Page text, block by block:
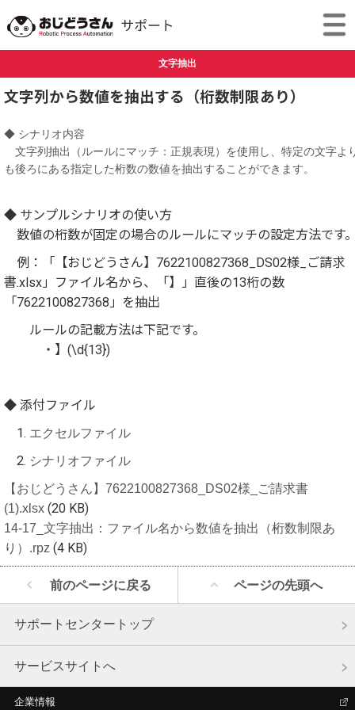
文字抽出
文字列から数値を抽出する（桁数制限あり）
◆ シナリオ内容
文字列抽出（ルールにマッチ：正規表現）を使用し、特定の文字よ
も後ろにある指定した桁数の数値を抽出することができます。
◆ サンプルシナリオの使い方
数値の桁数が固定の場合のルールにマッチの設定方法です
例：「【おじどうさん】7622100827368_DS02様_ご請求
書.xlsx」ファイル名から、「】」直後の13桁の数
「7622100827368」を抽出
ルールの記載方法は下記です。
・】(\d{13})
◆ 添付ファイル
1. エクセルファイル
2. シナリオファイル
【おじどうさん】7622100827368_DS02様_ご請求書
(1).xlsx (20 KB)
14-17_文字抽出：ファイル名から数値を抽出（桁数制限あ
り）.rpz (4 KB)
前のページに戻る ページの先頭へ
サポートセンタートップ
サービスサイトへ
企業情報